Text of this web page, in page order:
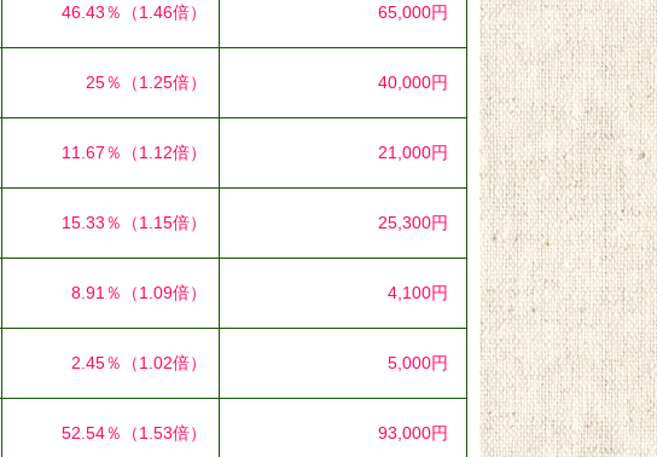
46.43％ （1.46倍） 65,000円
25％ （1.25倍） 40,000円
11.67％ （1.12倍） 21,000円
15.33％ （1.15倍） 25,300円
8.91％ （1.09倍） 4,100円
2.45％ （1.02倍） 5,000円
52.54％ （1.53倍） 93,000円